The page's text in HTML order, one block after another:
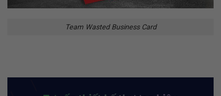
Team Wasted Business Card